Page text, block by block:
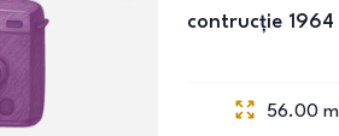
contrucție
56.00 m